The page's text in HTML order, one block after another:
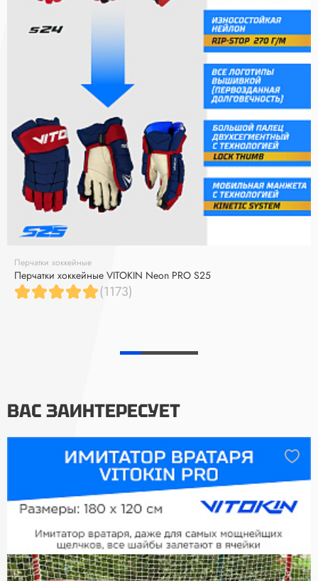
Перчатки хоккейные
Перчатки хоккейные VITOKIN Neon PRO S25
(1173)
ВАС ЗАИНТЕРЕСУЕТ